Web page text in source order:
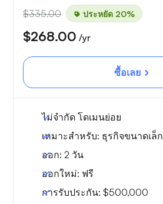
$335.00 ประหยัด 20%
$268.00 /yr
ซื้อเลย
ไม่จำกัด โดเมนย่อย
เหมาะสำหรับ: ธุรกิจขนาดเล็ก
ออก: 2 วัน
ออกใหม่: ฟรี
การรับประกัน: $500,000